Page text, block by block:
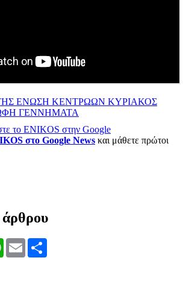
ΕΝΩΣΗ ΚΕΝΤΡΩΩΝ ΚΥΡΙΑΚΟΣ
ΓΕΝΝΗΜΑΤΑ
το ENIKOS στην Google
στο Google News και μάθετε πρώτοι
WhatsApp
Email